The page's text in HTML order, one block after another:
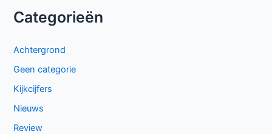
Categorieën
Achtergrond
Geen categorie
Kijkcijfers
Nieuws
Review